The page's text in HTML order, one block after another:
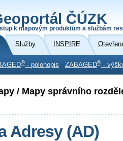
ČÚZK
k mapovým produktům a službám
Služby INSPIRE
® - polohopis ZABAGED® -
/ Mapy správního
Adresy (AD)